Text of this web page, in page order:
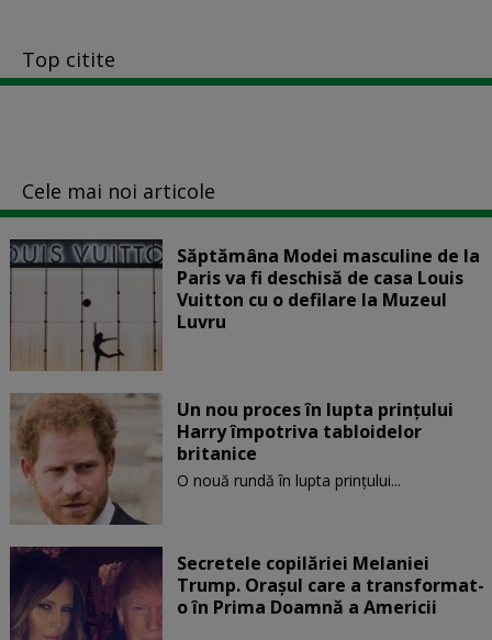
Top citite
Cele mai noi articole
Săptămâna Modei masculine de la
Paris va fi deschisă de casa Louis
Vuitton cu o defilare la Muzeul
Luvru
Un nou proces în lupta prinţului
Harry împotriva tabloidelor
britanice
O nouă rundă în lupta prinţului...
Secretele copilăriei Melaniei
Trump. Orașul care a transformat-
o în Prima Doamnă a Americii